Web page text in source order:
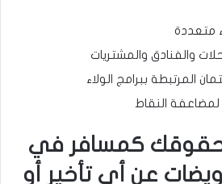
متعددة
والفنادق والمشتريات
المرتبطة ببرامج الولاء
لمضاعفة النقاط
حقوقك كمسافر في
عن أي تأخير أو